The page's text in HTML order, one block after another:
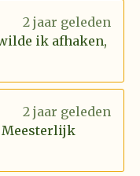
2 jaar geleden
ik afhaken,
2 jaar geleden
Meesterlijk